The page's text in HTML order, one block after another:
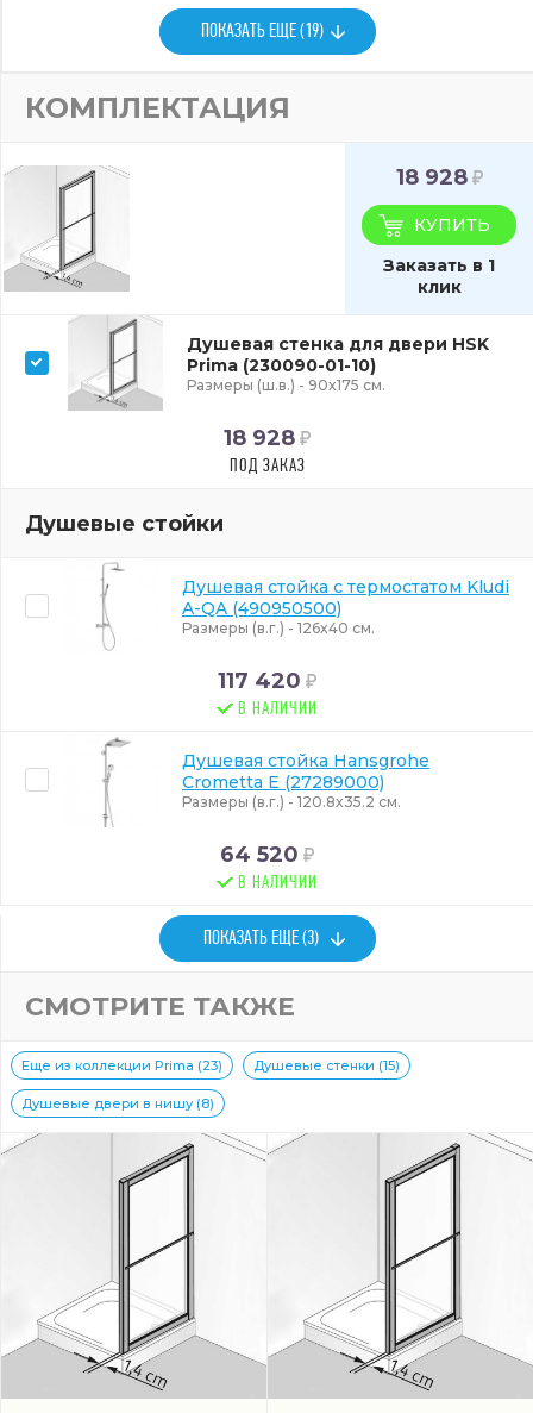
ПОКАЗАТЬ ЕЩЕ (19)
КОМПЛЕКТАЦИЯ
18 928
КУПИТЬ
Заказать в 1
клик
Душевая стенка для двери HSK
Prima (230090-01-10)
Размеры (ш.в.) - 90x175 см.
18 928
ПОД ЗАКАЗ
Душевые стойки
Душевая стойка с термостатом Kludi
A-QA (490950500)
Размеры (в.г.) - 126x40 см.
117 420
В НАЛИЧИИ
Душевая стойка Hansgrohe
Crometta E (27289000)
Размеры (в.г.) - 120.8x35.2 см.
64 520
В НАЛИЧИИ
ПОКАЗАТЬ ЕЩЕ (3)
СМОТРИТЕ ТАКЖЕ
Еще из коллекции Prima (23) Душевые стенки (15)
Душевые двери в нишу (8)